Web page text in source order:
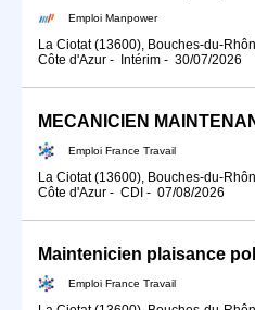
Emploi Manpower
La Ciotat (13600), Bouches-du-
Côte d'Azur - Intérim - 30/07/2026
Emploi France Travail
La Ciotat (13600), Bouches-du-
Côte d'Azur - CDI - 07/08/2026
Emploi France Travail